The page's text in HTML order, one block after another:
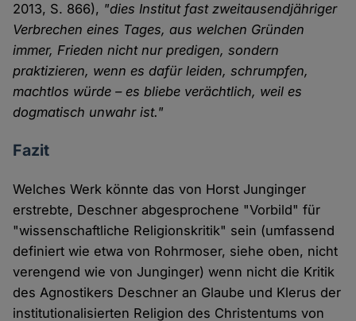
2013, S. 866), "dies Institut fast zweitausendjähriger
Verbrechen eines Tages, aus welchen Gründen
immer, Frieden nicht nur predigen, sondern
praktizieren, wenn es dafür leiden, schrumpfen,
machtlos würde – es bliebe verächtlich, weil es
dogmatisch unwahr ist."
Fazit
Welches Werk könnte das von Horst Junginger
erstrebte, Deschner abgesprochene "Vorbild" für
"wissenschaftliche Religionskritik" sein (umfassend
definiert wie etwa von Rohrmoser, siehe oben, nicht
verengend wie von Junginger) wenn nicht die Kritik
des Agnostikers Deschner an Glaube und Klerus der
institutionalisierten Religion des Christentums von